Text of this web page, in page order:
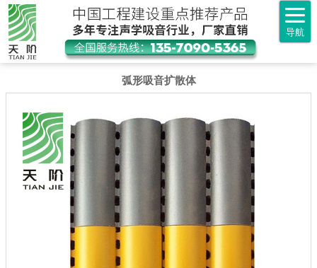
导航
弧形吸音扩散体